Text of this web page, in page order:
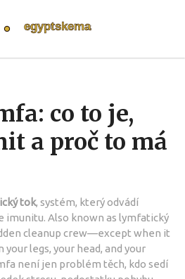
co to je,
a proč to má
tok, systém, který odvádí
imunitu. Also known as lymfatický
cleanup crew—except when it
legs, your head, and your
není jen problém těch, kdo sedí